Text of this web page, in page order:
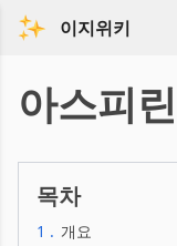
이지위키
아스피린
목차
1 . 개요